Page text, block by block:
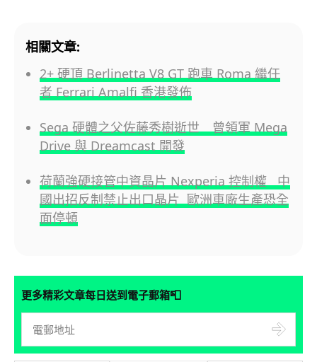
相關文章:
2+ 硬頂 Berlinetta V8 GT 跑車 Roma 繼任
者 Ferrari Amalfi 香港發佈
Sega 硬體之父佐藤秀樹逝世 曾領軍 Mega
Drive 與 Dreamcast 開發
荷蘭強硬接管中資晶片 Nexperia 控制權 中
國出招反制禁止出口晶片 歐洲車廠生產恐全
面停頓
更多精彩文章每日送到電子郵箱📮